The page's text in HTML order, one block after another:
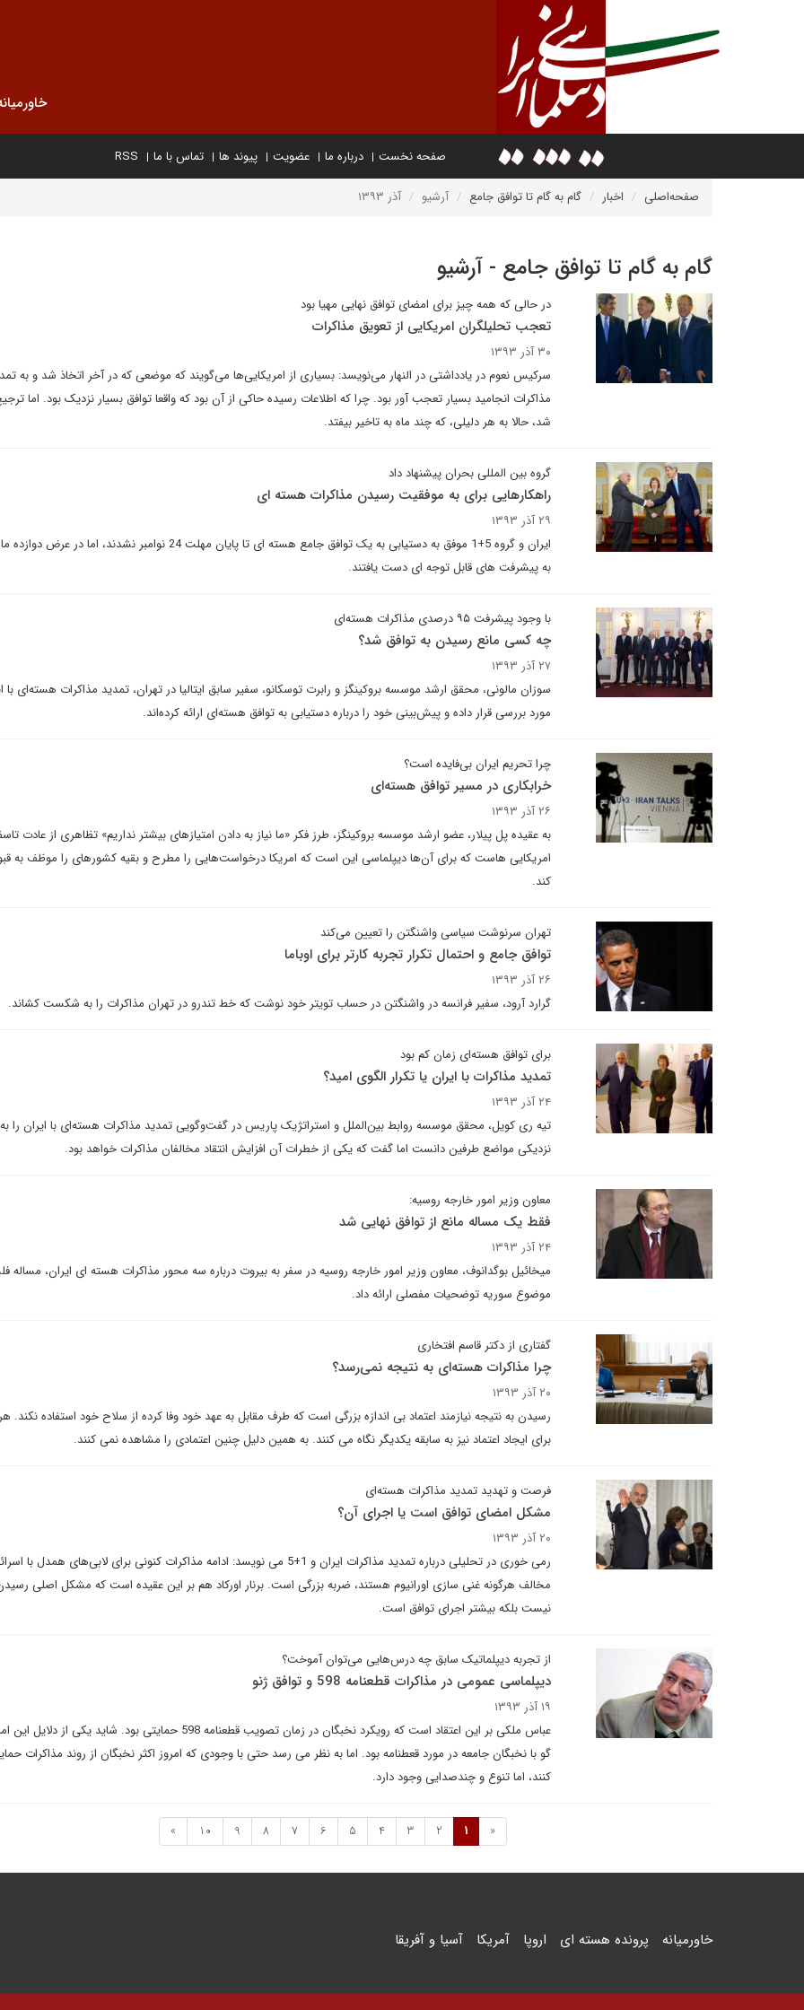
صفحه نخست درباره ما عضویت پیوند ها تماس با ما RSS
صفحه‌اصلی اخبار گام به گام تا توافق جامع آرشیو آذر ۱۳۹۳
گام به گام تا توافق جامع - آرشیو
در حالی که همه چیز برای امضای توافق نهایی مهیا بود
تعجب تحلیلگران امریکایی از تعویق مذاکرات
۳۰ آذر ۱۳۹۳
سرکیس نعوم در یادداشتی در النهار می‌نویسد: بسیاری از امریکایی‌ها می‌گویند که موضعی که در آخر اتخاذ شد و به
مذاکرات انجامید بسیار تعجب آور بود. چرا که اطلاعات رسیده حاکی از آن بود که واقعا توافق بسیار نزدیک بود. اما
شد، حالا به هر دلیلی، که چند ماه به تاخیر بیفتد.
گروه بین المللی بحران پیشنهاد داد
راهکارهایی برای به موفقیت رسیدن مذاکرات هسته ای
۲۹ آذر ۱۳۹۳
ایران و گروه 5+1 موفق به دستیابی به یک توافق جامع هسته ای تا پایان مهلت 24 نوامبر نشدند،
به پیشرفت های قابل توجه ای دست یافتند.
با وجود پیشرفت ۹۵ درصدی مذاکرات هسته‌ای
چه کسی مانع رسیدن به توافق شد؟
۲۷ آذر ۱۳۹۳
سوزان مالونی، محقق ارشد موسسه بروکینگز و رابرت توسکانو، سفیر سابق ایتالیا در تهران، تمدید مذاکرات هسته‌ای با
مورد بررسی قرار داده و پیش‌بینی خود را درباره دستیابی به توافق هسته‌ای ارائه کرده‌اند.
چرا تحریم‌ ایران بی‌فایده است؟
خرابکاری در مسیر توافق هسته‌ای
۲۶ آذر ۱۳۹۳
به عقیده پل پیلار، عضو ارشد موسسه بروکینگز، طرز فکر «ما نیاز به دادن امتیازهای بیشتر نداریم» تظاهری از عادت
امریکایی هاست که برای آن‌ها دیپلماسی این است که امریکا درخواست‌هایی را مطرح و بقیه کشورهای را موظف به
کند.
تهران سرنوشت سیاسی واشنگتن را تعیین می‌کند
توافق جامع و احتمال تکرار تجربه کارتر برای اوباما
۲۶ آذر ۱۳۹۳
گرارد آرود، سفیر فرانسه در واشنگتن در حساب تویتر خود نوشت که خط تندرو در تهران مذاکرات را به شکست کشاند.
برای توافق هسته‌ای زمان کم بود
تمدید مذاکرات با ایران یا تکرار الگوی امید؟
۲۴ آذر ۱۳۹۳
تیه ری کویل، محقق موسسه روابط بین‌الملل و استراتژیک پاریس در گفت‌وگویی تمدید مذاکرات هسته‌ای با ایران را
نزدیکی مواضع طرفین دانست اما گفت که یکی از خطرات آن افزایش انتقاد مخالفان مذاکرات خواهد بود.
معاون وزیر امور خارجه روسیه:
فقط یک مساله مانع از توافق نهایی شد
۲۴ آذر ۱۳۹۳
میخائیل بوگدانوف، معاون وزیر امور خارجه روسیه در سفر به بیروت درباره سه محور مذاکرات هسته ای ایران، مساله
موضوع سوریه توضحیات مفصلی ارائه داد.
گفتاری از دکتر قاسم افتخاری
چرا مذاکرات هسته‌ای به نتیجه نمی‌رسد؟
۲۰ آذر ۱۳۹۳
رسیدن به نتیجه نیازمند اعتماد بی اندازه بزرگی است که طرف مقابل به عهد خود وفا کرده از سلاح خود استفاده نکند.
برای ایجاد اعتماد نیز به سابقه یکدیگر نگاه می کنند. به همین دلیل چنین اعتمادی را مشاهده نمی کنند.
فرصت‌ و تهدید تمدید مذاکرات هسته‌ای
مشکل امضای توافق است یا اجرای آن؟
۲۰ آذر ۱۳۹۳
رمی خوری در تحلیلی درباره تمدید مذاکرات ایران و 1+5 می نویسد: ادامه مذاکرات کنونی برای لابی‌های همدل
مخالف هرگونه غنی سازی اورانیوم هستند، ضربه بزرگی است. برنار اورکاد هم بر این عقیده است که مشکل اصلی
نیست بلکه بیشتر اجرای توافق است.
از تجربه دیپلماتیک سابق چه درس‌هایی می‌توان آموخت؟
دیپلماسی عمومی در مذاکرات قطعنامه 598 و توافق ژنو
۱۹ آذر ۱۳۹۳
عباس ملکی بر این اعتقاد است که رویکرد نخبگان در زمان تصویب قطعنامه 598 حمایتی بود. شاید
گو با نخبگان جامعه در مورد قعطنامه بود. اما به نظر می رسد حتی با وجودی که امروز اکثر نخبگان از روند مذاکرات
کنند، اما تنوع و چندصدایی وجود دارد.
«
1
2
3
4
5
6
7
8
9
10
»
خاورمیانه پرونده هسته ای اروپا آمریکا آسیا و آفریقا